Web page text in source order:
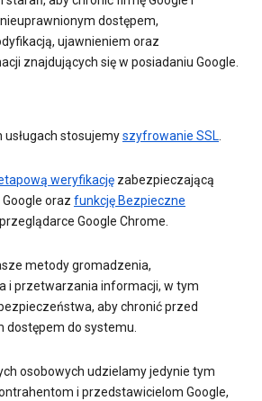
dostępem,
ujawnieniem oraz
znajdujących się w posiadaniu Google.
usługach stosujemyszyfrowanie SSL.
weryfikację zabezpieczającą
oraz funkcję Bezpieczne
Google Chrome.
metody gromadzenia,
i przetwarzania informacji, w tym
aby chronić przed
dostępem do systemu.
osobowych udzielamy jedynie tym
i przedstawicielom Google,